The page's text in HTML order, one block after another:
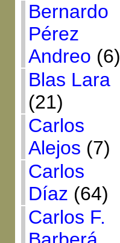
Bernardo
Pérez
Andreo (6)
Blas Lara
(21)
Carlos
Alejos (7)
Carlos
Díaz (64)
Carlos F.